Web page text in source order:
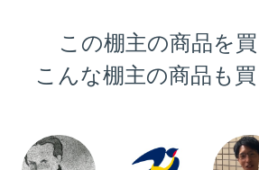
この棚主の商品を
こんな棚主の商品も